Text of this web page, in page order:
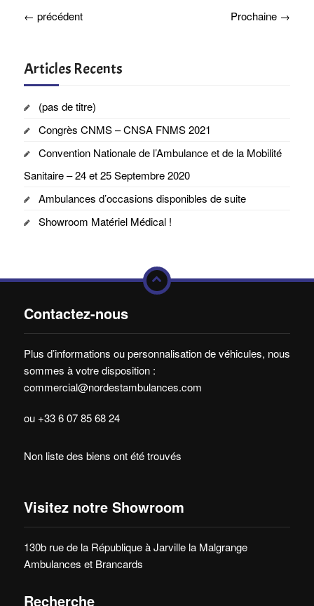
← précédent Prochaine →
Articles Recents
(pas de titre)
Congrès CNMS – CNSA FNMS 2021
Convention Nationale de l’Ambulance et de la Mobilité
Sanitaire – 24 et 25 Septembre 2020
Ambulances d’occasions disponibles de suite
Showroom Matériel Médical !
Contactez-nous
Plus d’informations ou personnalisation de véhicules, nous
sommes à votre disposition :
commercial@nordestambulances.com
ou +33 6 07 85 68 24
Non liste des biens ont été trouvés
Visitez notre Showroom
130b rue de la République à Jarville la Malgrange
Ambulances et Brancards
Recherche